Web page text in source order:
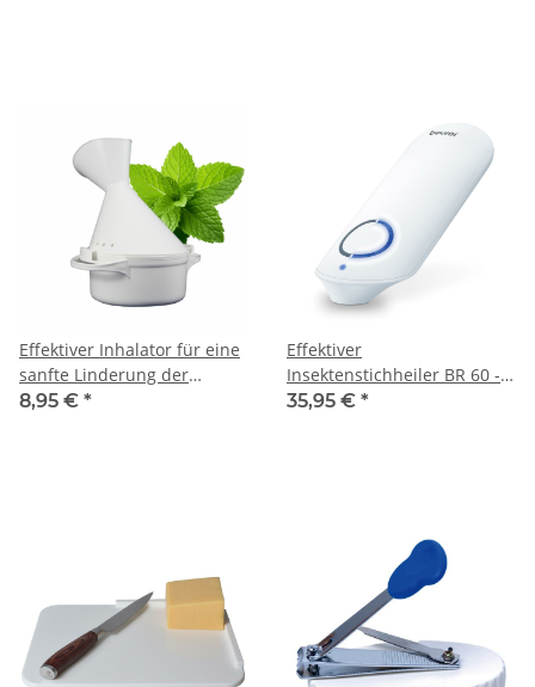
Effektiver Inhalator für eine
sanfte Linderung der
Atemwege aus Kunststoff in
8,95 € *
Effektiver
Insektenstichheiler BR 60 -
Chemiefreie Behandlung
35,95 € *